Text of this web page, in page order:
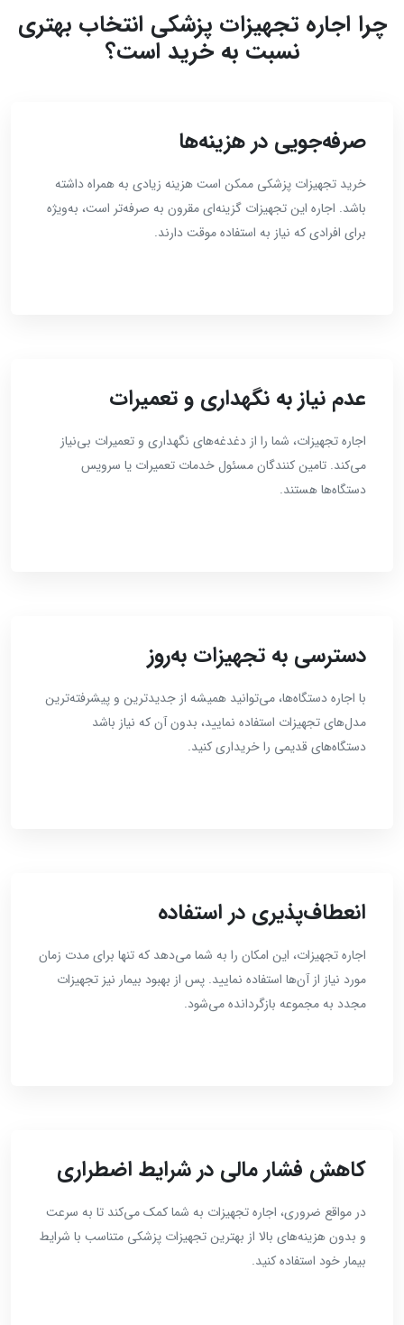
چرا اجاره تجهیزات پزشکی انتخاب بهتری
نسبت به خرید است؟
صرفه‌جویی در هزینه‌ها
خرید تجهیزات پزشکی ممکن است هزینه زیادی به همراه داشته
باشد. اجاره این تجهیزات گزینه‌ای مقرون به صرفه‌تر است، به‌ویژه
برای افرادی که نیاز به استفاده موقت دارند.
عدم نیاز به نگهداری و تعمیرات
اجاره تجهیزات، شما را از دغدغه‌های نگهداری و تعمیرات بی‌نیاز
می‌کند. تامین کنندگان مسئول خدمات تعمیرات یا سرویس
دستگاه‌ها هستند.
دسترسی به تجهیزات به‌روز
با اجاره دستگاه‌ها، می‌توانید همیشه از جدیدترین و پیشرفته‌ترین
مدل‌های تجهیزات استفاده نمایید، بدون آن که نیاز باشد
دستگاه‌های قدیمی را خریداری کنید.
انعطاف‌پذیری در استفاده
اجاره تجهیزات، این امکان را به شما می‌دهد که تنها برای مدت زمان
مورد نیاز از آن‌ها استفاده نمایید. پس از بهبود بیمار نیز تجهیزات
مجدد به مجموعه بازگردانده می‌شود.
کاهش فشار مالی در شرایط اضطراری
در مواقع ضروری، اجاره تجهیزات به شما کمک می‌کند تا به سرعت
و بدون هزینه‌های بالا از بهترین تجهیزات پزشکی متناسب با شرایط
بیمار خود استفاده کنید.